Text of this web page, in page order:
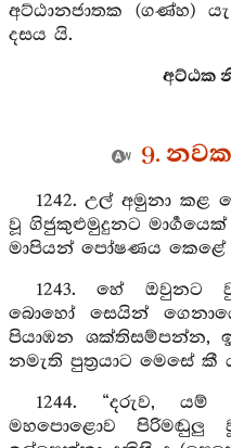
අට්ඨානජාතක (ගණ්හ)
දසය යි.
අට්ඨක
9.
1242. උල් අමුනා කළ
වූ ගිජුකුළුමුදුනට
මාපියන් පෝෂණය කෙළේ
1243. හේ
බොහෝ සෙයින්
පියාඹන ශක්තිසම්පන්න,
නමැති පුත්‍රයාට මෙසේ කී
1244. “දරුව,
මහපොළොව පිරිමඬුලු